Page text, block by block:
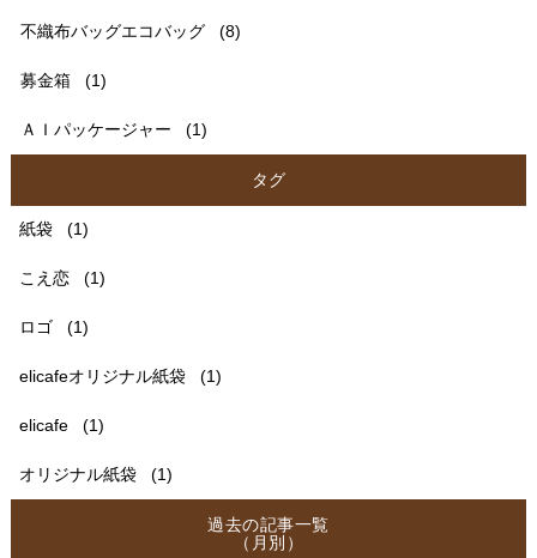
不織布バッグエコバッグ (8)
募金箱 (1)
ＡＩパッケージャー (1)
タグ
紙袋 (1)
こえ恋 (1)
ロゴ (1)
elicafeオリジナル紙袋 (1)
elicafe (1)
オリジナル紙袋 (1)
過去の記事一覧
（月別）